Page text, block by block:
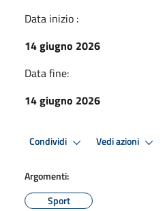
Data inizio :
14 giugno 2026
Data fine:
14 giugno 2026
Condividi Vedi azioni
Argomenti:
Sport